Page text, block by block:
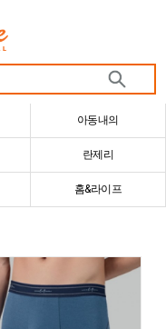
아동내의
란제리
홈&라이프